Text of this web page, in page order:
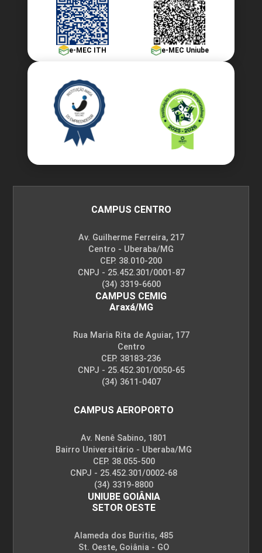
e-MEC ITH e-MEC Uniube
CAMPUS CENTRO
Av. Guilherme Ferreira, 217
Centro - Uberaba/MG
CEP. 38.010-200
CNPJ - 25.452.301/0001-87
(34) 3319-6600
CAMPUS CEMIG
Araxá/MG
Rua Maria Rita de Aguiar, 177
Centro
CEP. 38183-236
CNPJ - 25.452.301/0050-65
(34) 3611-0407
CAMPUS AEROPORTO
Av. Nenê Sabino, 1801
Bairro Universitário - Uberaba/MG
CEP. 38.055-500
CNPJ - 25.452.301/0002-68
(34) 3319-8800
UNIUBE GOIÂNIA
SETOR OESTE
Alameda dos Buritis, 485
St. Oeste, Goiânia - GO